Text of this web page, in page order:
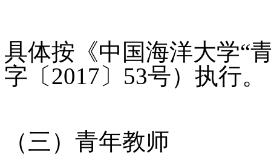
具体按《中国海洋大学“
字〔2017〕53号）执行。
（三）青年教师